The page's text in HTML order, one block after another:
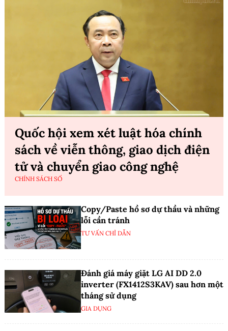
Quốc hội xem xét luật hóa chính
sách về viễn thông, giao dịch điện
tử và chuyển giao công nghệ
CHÍNH SÁCH SỐ
Copy/Paste hồ sơ dự thầu và những
lỗi cần tránh
TƯ VẤN CHỈ DẪN
Đánh giá máy giặt LG AI DD 2.0
inverter (FX1412S3KAV) sau hơn một
tháng sử dụng
GIA DỤNG